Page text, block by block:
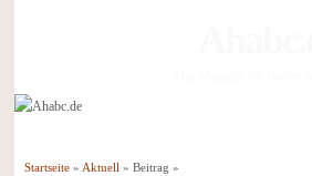
Startseite» Aktuell» Beitrag »